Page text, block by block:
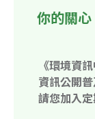
你的關
《環境資
資訊公開
請您加入